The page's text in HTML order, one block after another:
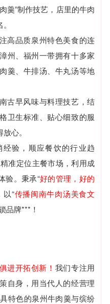
羹”制作技艺，店里的牛肉
高品质泉州特色美食的连
州、福州一带拥有十多家
羹、牛排汤、牛丸汤等地
古早风味与料理技艺，结
卫生标准、贴心细致的服
心。
验，顺应餐饮的行业趋
准定位主餐市场，利用成
验。秉承“好的管理，好的
以“传播闽南牛肉汤美食文
品牌***！
进开拓创新 ！ 我们专注用
自身，用当代人的经营理
特色的泉州牛肉羹与缤纷